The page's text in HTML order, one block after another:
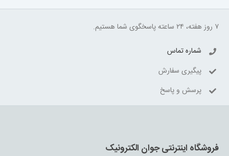
۷ روز هفته، ۲۴ ساعته پاسخگوی شما هستیم.
شماره تماس
پیگیری سفارش
پرسش و پاسخ
فروشگاه اینترنتی جوان الکترونیک